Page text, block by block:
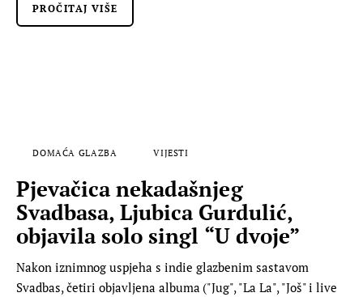
PROČITAJ VIŠE
DOMAĆA GLAZBA VIJESTI
Pjevačica nekadašnjeg
Svadbasa, Ljubica Gurdulić,
objavila solo singl “U dvoje”
Nakon iznimnog uspjeha s indie glazbenim sastavom
Svadbas, četiri objavljena albuma ("Jug", "La La", "Još" i live